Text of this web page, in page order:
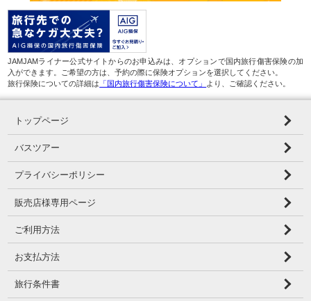
JAMJAMライナー公式サイトからのお申込みは、オプションで国内旅行傷害保険の加
入ができます。ご希望の方は、予約の際に保険オプションを選択してください。
旅行保険についての詳細は 「国内旅行傷害保険について」 より、ご確認ください。
トップページ
バスツアー
プライバシーポリシー
販売店様専用ページ
ご利用方法
お支払方法
旅行条件書